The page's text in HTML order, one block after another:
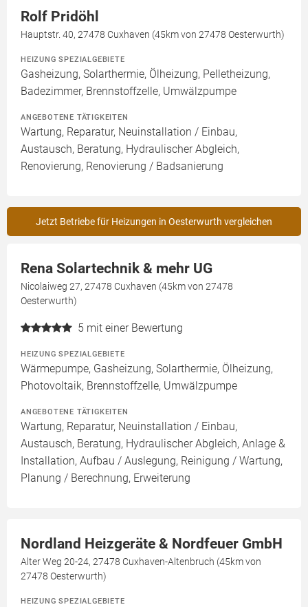
Rolf Pridöhl
Hauptstr. 40, 27478 Cuxhaven (45km von 27478 Oesterwurth)
HEIZUNG SPEZIALGEBIETE
Gasheizung, Solarthermie, Ölheizung, Pelletheizung,
Badezimmer, Brennstoffzelle, Umwälzpumpe
ANGEBOTENE TÄTIGKEITEN
Wartung, Reparatur, Neuinstallation / Einbau,
Austausch, Beratung, Hydraulischer Abgleich,
Renovierung, Renovierung / Badsanierung
Jetzt Betriebe für Heizungen in Oesterwurth vergleichen
Rena Solartechnik & mehr UG
Nicolaiweg 27, 27478 Cuxhaven (45km von 27478
Oesterwurth)
5 mit einer Bewertung
HEIZUNG SPEZIALGEBIETE
Wärmepumpe, Gasheizung, Solarthermie, Ölheizung,
Photovoltaik, Brennstoffzelle, Umwälzpumpe
ANGEBOTENE TÄTIGKEITEN
Wartung, Reparatur, Neuinstallation / Einbau,
Austausch, Beratung, Hydraulischer Abgleich, Anlage &
Installation, Aufbau / Auslegung, Reinigung / Wartung,
Planung / Berechnung, Erweiterung
Nordland Heizgeräte & Nordfeuer GmbH
Alter Weg 20-24, 27478 Cuxhaven-Altenbruch (45km von
27478 Oesterwurth)
HEIZUNG SPEZIALGEBIETE